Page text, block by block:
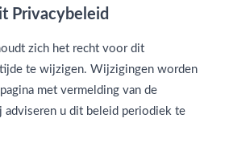
Privacybeleid
zich het recht voor dit
te wijzigen. Wijzigingen worden
met vermelding van de
adviseren u dit beleid periodiek te